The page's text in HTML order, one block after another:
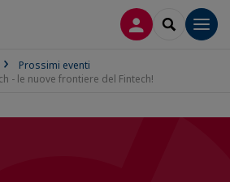
LOG INSEARCH
Prossimi eventi
- le nuove frontiere del Fintech!